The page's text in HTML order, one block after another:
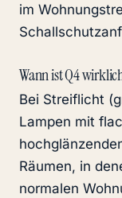
im
Wann ist Q4
Bei Streiflicht
Lampen mit
Räumen, in
normalen